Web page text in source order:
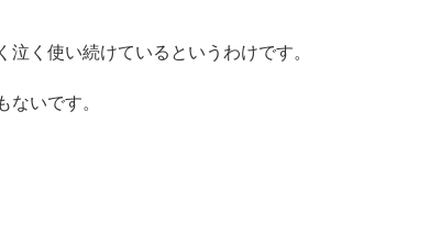
泣く使い続けているというわけです。
いです。